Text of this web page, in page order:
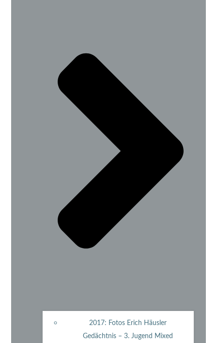
2017: Fotos Erich Häusler
Gedächtnis – 3. Jugend Mixed